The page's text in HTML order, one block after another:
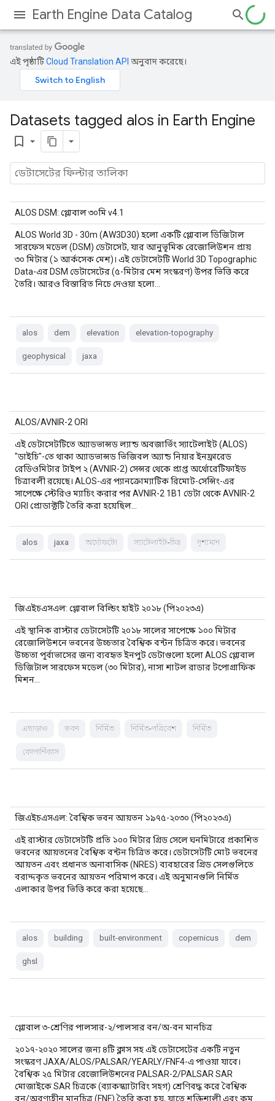
Earth Engine Data Catalog
এই পৃষ্ঠাটিCloud Translation API অনুবাদ করেছে।
Datasets tagged alos in Earth Engine
bookmark_border
ALOS DSM: গ্লোবাল ৩০মি v4.1
ALOS World 3D - 30m (AW3D30) হলো একটি গ্লোবাল ডিজিটাল
সারফেস মডেল (DSM) ডেটাসেট, যার আনুভূমিক রেজোলিউশন প্রায়
৩০ মিটার (১ আর্কসেক মেশ)। এই ডেটাসেটটি World 3D Topographic
Data-এর DSM ডেটাসেটের (৫-মিটার মেশ সংস্করণ) উপর ভিত্তি করে
তৈরি। আরও বিস্তারিত নিচে দেওয়া হলো…
alos dem elevation elevation-topography
geophysical jaxa
ALOS/AVNIR-2 ORI
এই ডেটাসেটটিতে অ্যাডভান্সড ল্যান্ড অবজার্ভিং স্যাটেলাইট (ALOS)
"ডাইচি"-তে থাকা অ্যাডভান্সড ভিজিবল অ্যান্ড নিয়ার ইনফ্রারেড
রেডিওমিটার টাইপ ২ (AVNIR-2) সেন্সর থেকে প্রাপ্ত অর্থোরেটিফাইড
চিত্রাবলী রয়েছে। ALOS-এর প্যানক্রোম্যাটিক রিমোট-সেন্সিং-এর
সাপেক্ষে স্টেরিও ম্যাচিং করার পর AVNIR-2 1B1 ডেটা থেকে AVNIR-2
ORI প্রোডাক্টটি তৈরি করা হয়েছিল…
alos jaxa অর্থোফটো স্যাটেলাইট-চিত্র দৃশ্যমান
জিএইচএসএল: গ্লোবাল বিল্ডিং হাইট ২০১৮ (পি২০২৩এ)
এই স্থানিক রাস্টার ডেটাসেটটি ২০১৮ সালের সাপেক্ষে ১০০ মিটার
রেজোলিউশনে ভবনের উচ্চতার বৈশ্বিক বন্টন চিত্রিত করে। ভবনের
উচ্চতা পূর্বাভাসের জন্য ব্যবহৃত ইনপুট ডেটাগুলো হলো ALOS গ্লোবাল
ডিজিটাল সারফেস মডেল (৩০ মিটার), নাসা শাটল রাডার টপোগ্রাফিক
মিশন…
এছাড়াও ভবন নির্মিত নির্মিত-পরিবেশ নির্মিত
কোপার্নিকাস
জিএইচএসএল: বৈশ্বিক ভবন আয়তন ১৯৭৫-২০৩০ (পি২০২৩এ)
এই রাস্টার ডেটাসেটটি প্রতি ১০০ মিটার গ্রিড সেলে ঘনমিটারে প্রকাশিত
ভবনের আয়তনের বৈশ্বিক বন্টন চিত্রিত করে। ডেটাসেটটি মোট ভবনের
আয়তন এবং প্রধানত অনাবাসিক (NRES) ব্যবহারের গ্রিড সেলগুলিতে
বরাদ্দকৃত ভবনের আয়তন পরিমাপ করে। এই অনুমানগুলি নির্মিত
এলাকার উপর ভিত্তি করে করা হয়েছে…
alos building built-environment copernicus dem
ghsl
গ্লোবাল ৩-শ্রেণির পালসার-২/পালসার বন/অ-বন মানচিত্র
২০১৭-২০২০ সালের জন্য ৪টি ক্লাস সহ এই ডেটাসেটের একটি নতুন
সংস্করণ JAXA/ALOS/PALSAR/YEARLY/FNF4-এ পাওয়া যাবে।
বৈশ্বিক ২৫ মিটার রেজোলিউশনের PALSAR-2/PALSAR SAR
মোজাইকে SAR চিত্রকে (ব্যাকস্ক্যাটারিং সহগ) শ্রেণিবদ্ধ করে বৈশ্বিক
বন/অরণ্যহীন মানচিত্র (FNF) তৈরি করা হয়, যাতে শক্তিশালী এবং কম